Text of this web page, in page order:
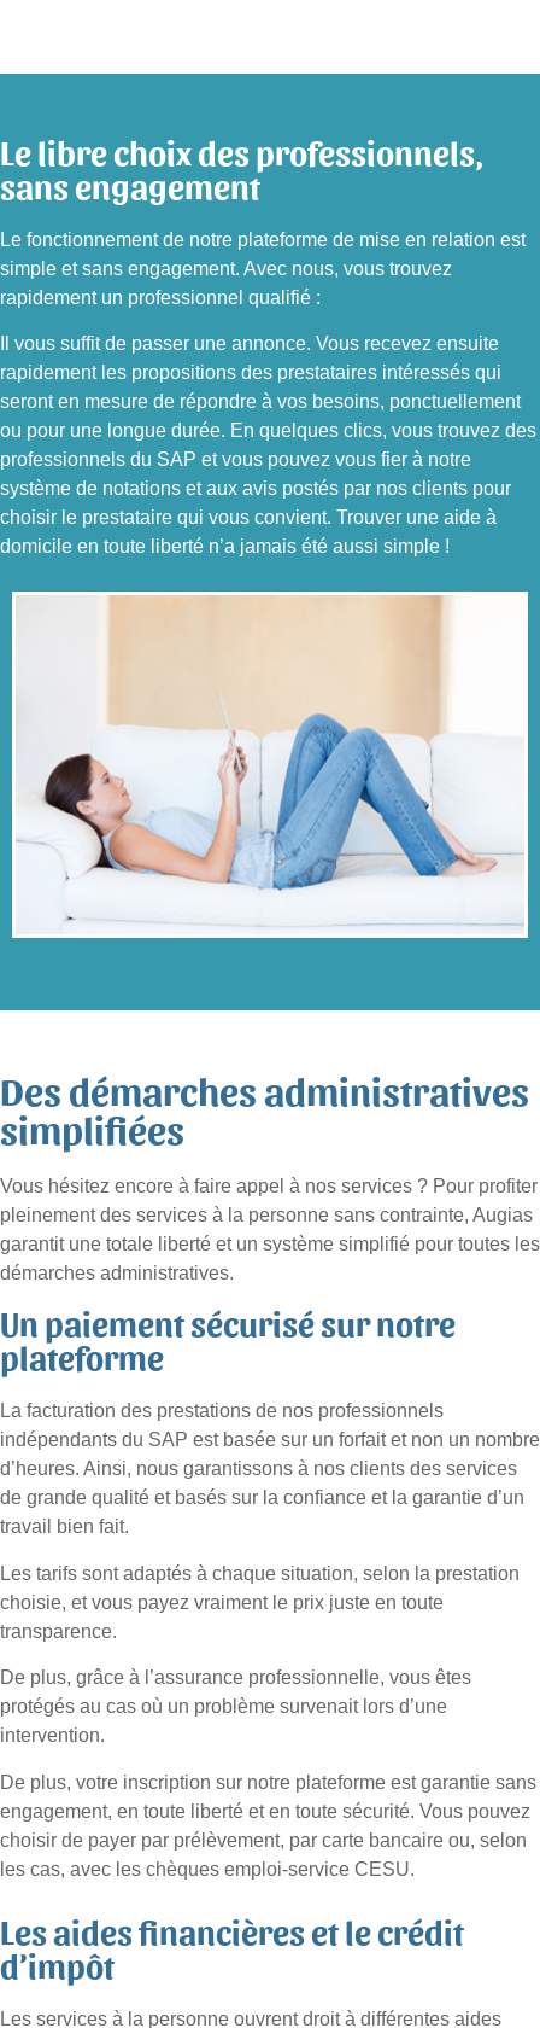
Le libre choix des professionnels,
sans engagement
Le fonctionnement de notre plateforme de mise en relation est
simple et sans engagement. Avec nous, vous trouvez
rapidement un professionnel qualifié :
Il vous suffit de passer une annonce. Vous recevez ensuite
rapidement les propositions des prestataires intéressés qui
seront en mesure de répondre à vos besoins, ponctuellement
ou pour une longue durée. En quelques clics, vous trouvez des
professionnels du SAP et vous pouvez vous fier à notre
système de notations et aux avis postés par nos clients pour
choisir le prestataire qui vous convient. Trouver une aide à
domicile en toute liberté n’a jamais été aussi simple !
Des démarches administratives
simplifiées
Vous hésitez encore à faire appel à nos services ? Pour profiter
pleinement des services à la personne sans contrainte, Augias
garantit une totale liberté et un système simplifié pour toutes les
démarches administratives.
Un paiement sécurisé sur notre
plateforme
La facturation des prestations de nos professionnels
indépendants du SAP est basée sur un forfait et non un nombre
d’heures. Ainsi, nous garantissons à nos clients des services
de grande qualité et basés sur la confiance et la garantie d’un
travail bien fait.
Les tarifs sont adaptés à chaque situation, selon la prestation
choisie, et vous payez vraiment le prix juste en toute
transparence.
De plus, grâce à l’assurance professionnelle, vous êtes
protégés au cas où un problème survenait lors d’une
intervention.
De plus, votre inscription sur notre plateforme est garantie sans
engagement, en toute liberté et en toute sécurité. Vous pouvez
choisir de payer par prélèvement, par carte bancaire ou, selon
les cas, avec les chèques emploi-service CESU.
Les aides financières et le crédit
d’impôt
Les services à la personne ouvrent droit à différentes aides